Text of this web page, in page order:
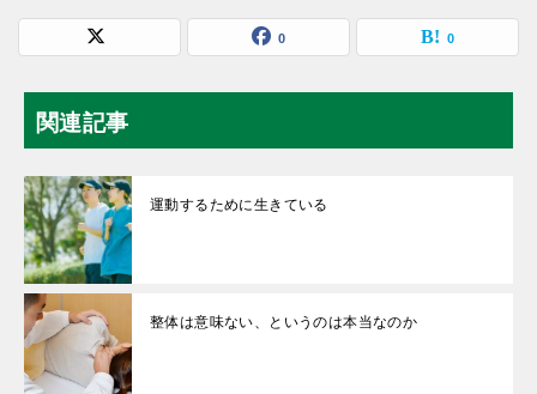
0 0
関連記事
運動するために生きている
整体は意味ない、というのは本当なのか